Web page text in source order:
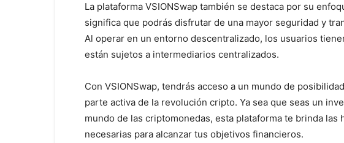
La plataforma VSIONSwap también se destaca por su
significa que podrás disfrutar de una mayor seguridad y
Al operar en un entorno descentralizado, los usuarios
están sujetos a intermediarios centralizados.
Con VSIONSwap, tendrás acceso a un mundo de
parte activa de la revolución cripto. Ya sea que seas un
mundo de las criptomonedas, esta plataforma te brinda
necesarias para alcanzar tus objetivos financieros.